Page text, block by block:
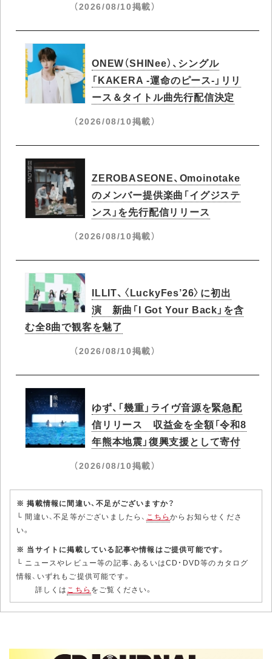
（2026/08/10掲載）
ONEW（SHINee）、シングル
「KAKERA -運命のピース-」リリ
ース＆タイトル曲先行配信決定
（2026/08/10掲載）
ZEROBASEONE、Omoinotake
のメンバー提供楽曲「イグジステ
ンス」を先行配信リリース
（2026/08/10掲載）
ILLIT、〈LuckyFes’26〉に初出
演 新曲「I Got Your Back」を含
む全8曲で観客を魅了
（2026/08/10掲載）
ゆず、「幾重」ライヴ音源を緊急配
信リリース 収益金を全額「令和8
年熊本地震」復興支援として寄付
（2026/08/10掲載）
※ 掲載情報に間違い、不足がございますか？
└ 間違い、不足等がございましたら、 こちらからお知らせくださ
い。
※ 当サイトに掲載している記事や情報はご提供可能です。
└ ニュースやレビュー等の記事、あるいはCD・DVD等のカタログ
情報、いずれもご提供可能です。
詳しくは こちら をご覧ください。